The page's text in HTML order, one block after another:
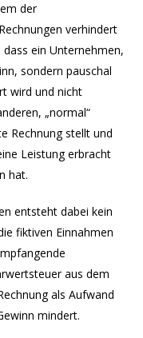
der
verhindert
ein Unternehmen,
sondern pauschal
wird und nicht
„normal“
Rechnung stellt und
Leistung erbracht
hat.
entsteht dabei kein
fiktiven Einnahmen
aus dem
als Aufwand
mindert.